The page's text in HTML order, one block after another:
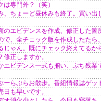
専門外？（笑）
ちょーど昼休みも終了。買い出
エビデンスを作成。修正した箇
、全チェック版を作成したたら、
じゃん。既にチェック終えてるか
正しますか。
ビデンス一式も揃い、ぷち残業
らぶらお散歩。番組情報誌ゲッ
も早いです。